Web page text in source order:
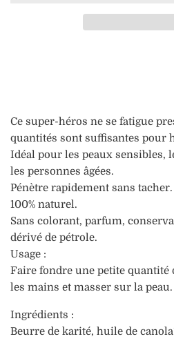
Ce super-héros ne se fatigue
quantités sont suffisantes pour
Idéal pour les peaux sensibles,
les personnes âgées.
Pénètre rapidement sans tacher.
100% naturel.
Sans colorant, parfum,
dérivé de pétrole.
Usage :
Faire fondre une petite quantité
les mains et masser sur la
Ingrédients :
Beurre de karité, huile de